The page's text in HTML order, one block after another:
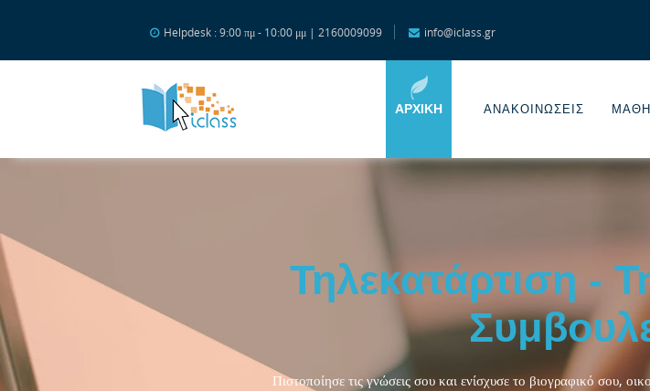
Helpdesk : 9:00 πμ - 10:00 μμ | 2160009099 info@iclass.gr
ΑΡΧΙΚΉ ΑΝΑΚΟΙΝΩΣΕΙΣ
Τηλεκατάρτιση -
Πιστοποίησε τις γνώσεις σου και ενίσχυσε το βιογραφικό σου,